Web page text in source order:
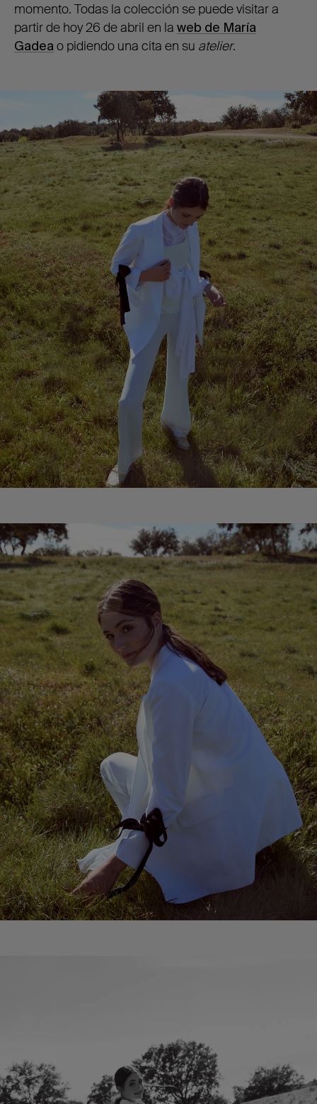
momento. Todas la colección se puede visitar a
partir de hoy 26 de abril en la web de María
Gadea o pidiendo una cita en su atelier.